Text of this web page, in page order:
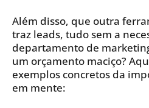
Além disso, que outra
traz leads, tudo sem a
departamento de
um orçamento maciço?
exemplos concretos da
em mente: